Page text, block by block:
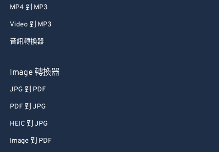
MP4 到 MP3
Video 到 MP3
音訊轉換器
Image 轉換器
JPG 到 PDF
PDF 到 JPG
HEIC 到 JPG
Image 到 PDF